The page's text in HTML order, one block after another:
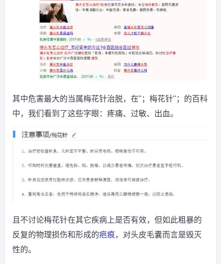
其中危害最大的当属梅花针治脱，在"；梅花针"；的百科
中，我们看到了这些字眼：疼痛、过敏、出血。
且不讨论梅花针在其它疾病上是否有效，但如此粗暴的
反复的物理损伤和形成的疤痕，对头皮毛囊而言是毁灭
性的。